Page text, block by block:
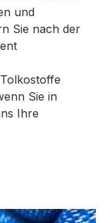
und
Sie nach der
Sie in
Ihre